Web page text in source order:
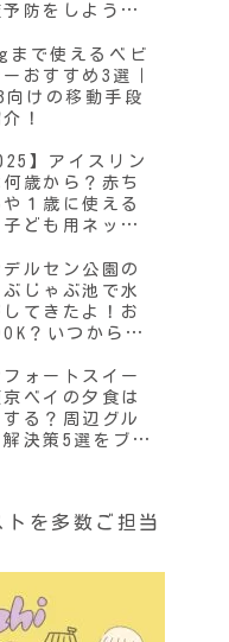
予防をしよう！
まで使えるベビ
おすすめ3選｜
向けの移動手段
！
】アイスリン
何歳から？赤ち
や１歳に使える
子ども用ネック
デルセン公園の
ぶじゃぶ池で水
してきたよ！お
？いつからい
フォートスイー
京ベイの夕食は
する？周辺グル
解決策5選をブロ
を多数ご担当